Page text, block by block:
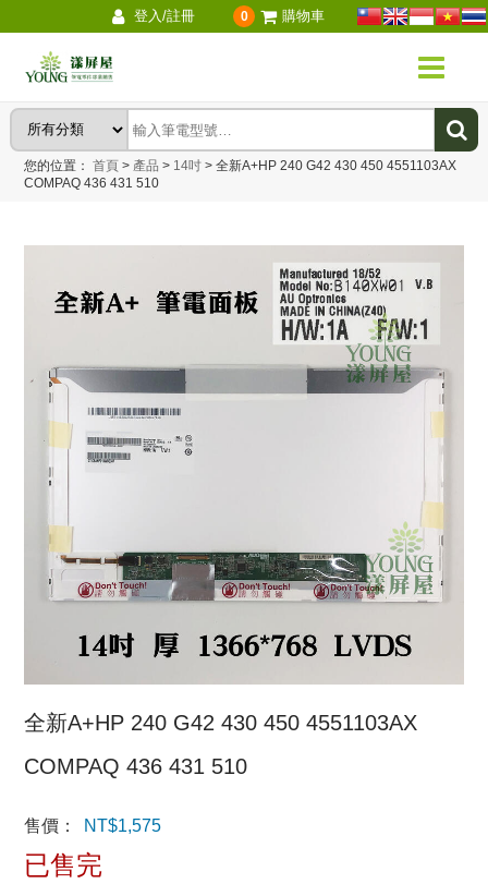
登入/註冊 0 購物車
您的位置：首頁 > 產品 > 14吋 > 全新A+HP 240 G42 430 450 4551103AX
COMPAQ 436 431 510
全新A+HP 240 G42 430 450 4551103AX
COMPAQ 436 431 510
售價： NT$1,575
已售完